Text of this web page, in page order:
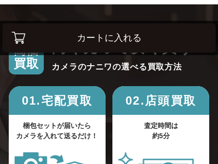
カートに入れる
高価
買取
高く売って安く買う！
カメラのナニワの選べる買取方法
01.宅配買取
梱包セットが届いたら
カメラを入れて送るだけ！
02.店頭買取
査定時間は
約5分